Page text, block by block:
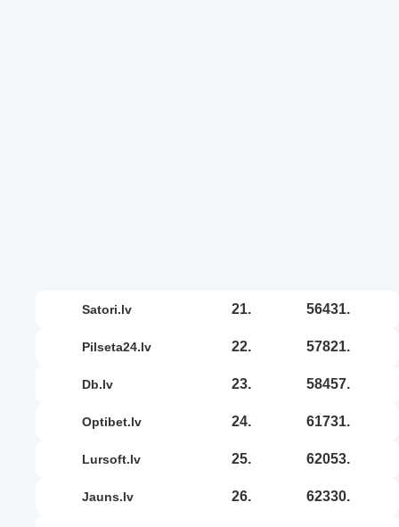
satori.lv 21. 56431.
pilseta24.lv 22. 57821.
db.lv 23. 58457.
optibet.lv 24. 61731.
lursoft.lv 25. 62053.
jauns.lv 26. 62330.